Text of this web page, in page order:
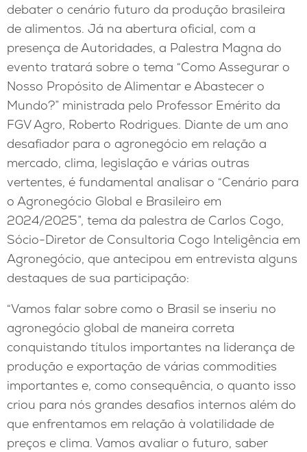
debater o cenário futuro da produção brasileira
de alimentos. Já na abertura oficial, com a
presença de Autoridades, a Palestra Magna do
evento tratará sobre o tema “Como Assegurar o
Nosso Propósito de Alimentar e Abastecer o
Mundo?” ministrada pelo Professor Emérito da
FGV Agro, Roberto Rodrigues. Diante de um ano
desafiador para o agronegócio em relação a
mercado, clima, legislação e várias outras
vertentes, é fundamental analisar o “Cenário para
o Agronegócio Global e Brasileiro em
2024/2025”, tema da palestra de Carlos Cogo,
Sócio-Diretor de Consultoria Cogo Inteligência em
Agronegócio, que antecipou em entrevista alguns
destaques de sua participação:
“Vamos falar sobre como o Brasil se inseriu no
agronegócio global de maneira correta
conquistando títulos importantes na liderança de
produção e exportação de várias commodities
importantes e, como consequência, o quanto isso
criou para nós grandes desafios internos além do
que enfrentamos em relação à volatilidade de
preços e clima. Vamos avaliar o futuro, saber